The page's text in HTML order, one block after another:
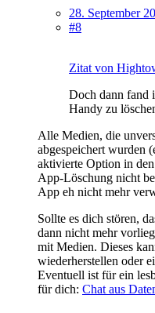
28. September
#8
Zitat von
Doch dann fand
Handy zu
Alle Medien, die
abgespeichert wurden
aktivierte Option in
App-Löschung nicht
App eh nicht mehr
Sollte es dich stören,
dann nicht mehr
mit Medien. Dieses
wiederherstellen oder
Eventuell ist für ein
für dich: Chat aus